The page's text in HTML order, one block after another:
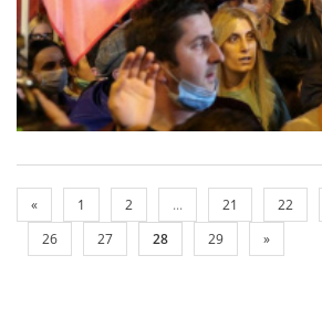
« 1 2 ... 21 22
26
27 28 29 »